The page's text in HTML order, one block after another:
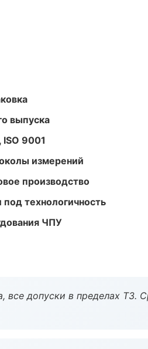
выпуска
9001
измерений
производство
технологичность
ЧПУ
все допуски в пределах ТЗ.